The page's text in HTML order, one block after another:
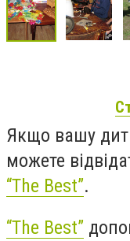
Якщо вашу
можете
“The Best”.
“The Best”